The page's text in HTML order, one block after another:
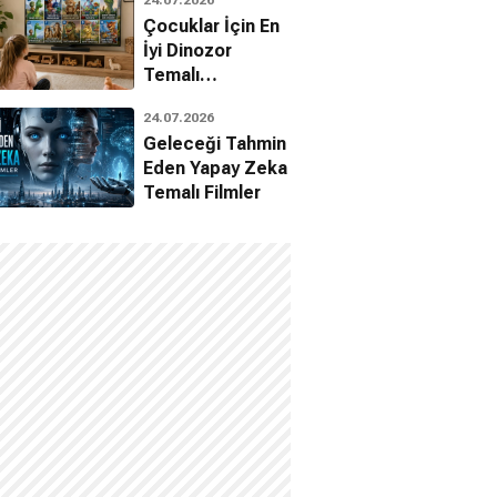
Çocuklar İçin En
İyi Dinozor
Temalı
Filmleri
24.07.2026
Geleceği Tahmin
Eden Yapay Zeka
Temalı Filmler